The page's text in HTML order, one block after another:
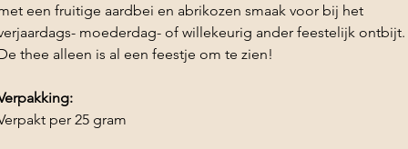
een fruitige aardbei en abrikozen smaak voor bij het
moederdag- of willekeurig ander feestelijk ontbijt.
thee alleen is al een feestje om te zien!
per 25 gram